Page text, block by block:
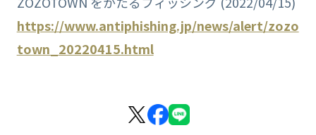
https://www.antiphishing.jp/news/alert/zozo
town_20220415.html